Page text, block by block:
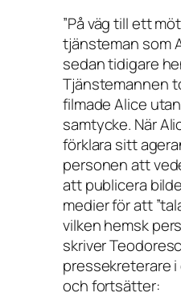
”På väg till ett
tjänsteman som
sedan tidigare
Tjänstemannen
filmade Alice
samtycke. När
förklara sitt
personen att
att publicera
medier för att
vilken hemsk
skriver
pressekreterare
och fortsätter: